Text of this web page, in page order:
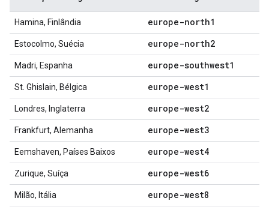
Hamina, Finlândia europe-north1
Estocolmo, Suécia europe-north2
Madri, Espanha europe-southwest1
St. Ghislain, Bélgica europe-west1
Londres, Inglaterra europe-west2
Frankfurt, Alemanha europe-west3
Eemshaven, Países Baixos europe-west4
Zurique, Suíça europe-west6
Milão, Itália europe-west8